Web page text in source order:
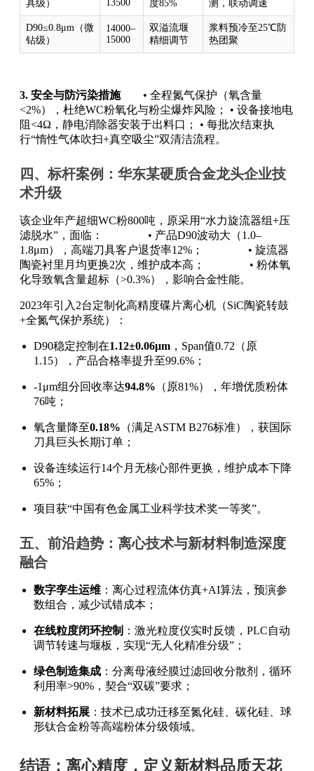
具级） 13500 度85% 测，联动调速
D90≤0.8μm（微
钻级）
14000–
15000
双溢流堰
精细调节
浆料预冷至25℃防
热团聚
3. 安全与防污染措施• 全程氮气保护（氧含量
<2%），杜绝WC粉氧化与粉尘爆炸风险； • 设备接地电
阻<4Ω，静电消除器安装于出料口； • 每批次结束执
行“惰性气体吹扫+真空吸尘”双清洁流程。
四、标杆案例：华东某硬质合金龙头企业技
术升级
该企业年产超细WC粉800吨，原采用“水力旋流器组+压
滤脱水”，面临： • 产品D90波动大（1.0–
1.8μm），高端刀具客户退货率12%； • 旋流器
陶瓷衬里月均更换2次，维护成本高； • 粉体氧
化导致氧含量超标（>0.3%），影响合金性能。
2023年引入2台定制化高精度碟片离心机（SiC陶瓷转鼓
+全氮气保护系统）：
D90稳定控制在1.12±0.06μm ，Span值0.72（原
1.15），产品合格率提升至99.6%；
-1μm组分回收率达94.8% （原81%），年增优质粉体
76吨；
氧含量降至0.18% （满足ASTM B276标准），获国际
刀具巨头长期订单；
设备连续运行14个月无核心部件更换，维护成本下降
65%；
项目获“中国有色金属工业科学技术奖一等奖”。
五、前沿趋势：离心技术与新材料制造深度
融合
数字孪生运维 ：离心过程流体仿真+AI算法，预演参
数组合，减少试错成本；
在线粒度闭环控制 ：激光粒度仪实时反馈，PLC自动
调节转速与堰板，实现“无人化精准分级”；
绿色制造集成 ：分离母液经膜过滤回收分散剂，循环
利用率>90%，契合“双碳”要求；
新材料拓展 ：技术已成功迁移至氮化硅、碳化硅、球
形钛合金粉等高端粉体分级领域。
结语：离心精度，定义新材料品质天花